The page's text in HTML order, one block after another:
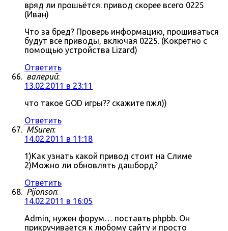
вряд ли прошьётся. привод скорее всего 0225
(Иван)
Что за бред? Проверь информацию, прошиваться
будут все приводы, включая 0225. (Кокретно с
помощью устройства Lizard)
Ответить
валерий:
13.02.2011 в 23:11
что такое GOD игры?? скажите пжл))
Ответить
MSuren:
14.02.2011 в 11:18
1)Как узнать какой привод стоит на Слиме
2)Можно ли обновлять дашборд?
Ответить
Pijonson:
14.02.2011 в 16:05
Admin, нужен форум… поставть phpbb. Он
прикручивается к любому сайту и просто